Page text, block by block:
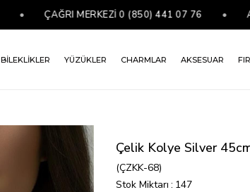
ÇAĞRI MERKEZİ 0 (850) 441 07 76 • ALT
BİLEKLİKLER YÜZÜKLER CHARMLAR AKSESUAR
Çelik Kolye Silver
(ÇZKK-68)
Stok Miktarı : 147